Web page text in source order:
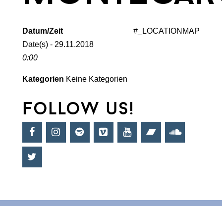
#_LOCATIONMAP
Datum/Zeit
Date(s) - 29.11.2018
0:00
Kategorien Keine Kategorien
follow us!